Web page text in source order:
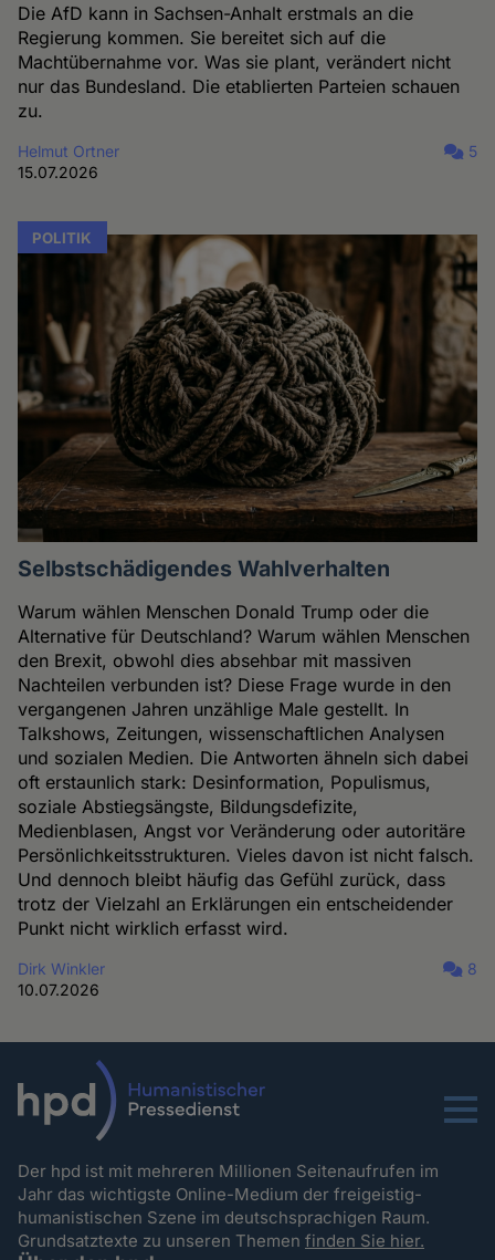
Die AfD kann in Sachsen-Anhalt erstmals an die
Regierung kommen. Sie bereitet sich auf die
Machtübernahme vor. Was sie plant, verändert nicht
nur das Bundesland. Die etablierten Parteien schauen
zu.
Helmut Ortner
15.07.2026
5
POLITIK
Selbstschädigendes Wahlverhalten
Warum wählen Menschen Donald Trump oder die
Alternative für Deutschland? Warum wählen Menschen
den Brexit, obwohl dies absehbar mit massiven
Nachteilen verbunden ist? Diese Frage wurde in den
vergangenen Jahren unzählige Male gestellt. In
Talkshows, Zeitungen, wissenschaftlichen Analysen
und sozialen Medien. Die Antworten ähneln sich dabei
oft erstaunlich stark: Desinformation, Populismus,
soziale Abstiegsängste, Bildungsdefizite,
Medienblasen, Angst vor Veränderung oder autoritäre
Persönlichkeitsstrukturen. Vieles davon ist nicht falsch.
Und dennoch bleibt häufig das Gefühl zurück, dass
trotz der Vielzahl an Erklärungen ein entscheidender
Punkt nicht wirklich erfasst wird.
Dirk Winkler
10.07.2026
8
Menu
Der hpd ist mit mehreren Millionen Seitenaufrufen im
Jahr das wichtigste Online-Medium der freigeistig-
humanistischen Szene im deutschsprachigen Raum.
Grundsatztexte zu unseren Themenfinden Sie hier.